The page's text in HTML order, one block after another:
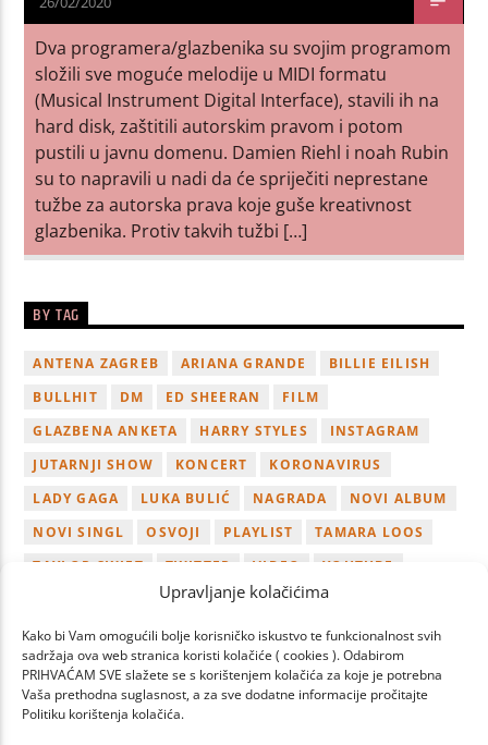
Upravljanje kolačićima
Kako bi Vam omogućili bolje korisničko iskustvo te funkcionalnost svih
sadržaja ova web stranica koristi kolačiće ( cookies ). Odabirom
PRIHVAĆAM SVE slažete se s korištenjem kolačića za koje je potrebna
Vaša prethodna suglasnost, a za sve dodatne informacije pročitajte
Politiku korištenja kolačića.
Dva programera/glazbenika su svojim programom
složili sve moguće melodije u MIDI formatu
(Musical Instrument Digital Interface), stavili ih na
hard disk, zaštitili autorskim pravom i potom
pustili u javnu domenu. Damien Riehl i noah Rubin
su to napravili u nadi da će spriječiti neprestane
tužbe za autorska prava koje guše kreativnost
glazbenika. Protiv takvih tužbi […]
BY TAG
ANTENA ZAGREB ARIANA GRANDE
BILLIE EILISH
BULLHIT
DM ED SHEERAN
FILM
GLAZBENA ANKETA
HARRY STYLES
INSTAGRAM
JUTARNJI SHOW
KONCERT
KORONAVIRUS
LADY GAGA
LUKA BULIĆ NAGRADA
NOVI ALBUM
NOVI SINGL
OSVOJI PLAYLIST
TAMARA LOOS
TAYLOR SWIFT
TWITTER VIDEO
YOUTUBE